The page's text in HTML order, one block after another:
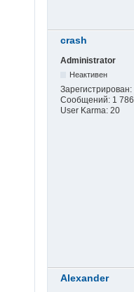
crash
Administrator
Неактивен
Зарегистрирован:
Сообщений: 1 786
User Karma: 20
Alexander